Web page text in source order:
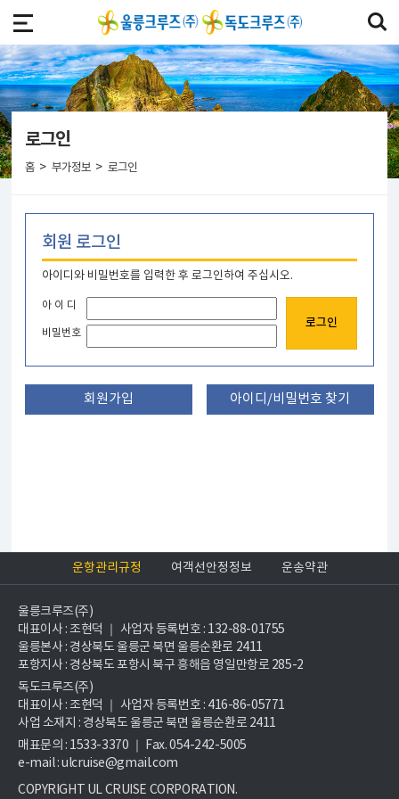
로그인
홈 > 부가정보 > 로그인
회원 로그인
아이디와 비밀번호를 입력한 후 로그인하여 주십시오.
아 이 디
비밀번호
회원가입 아이디/비밀번호 찾기
운항관리규정 여객선안정정보 운송약관
울릉크루즈(주)
대표이사 : 조현덕 ｜ 사업자 등록번호 : 132-88-01755
울릉본사 : 경상북도 울릉군 북면 울릉순환로 2411
포항지사 : 경상북도 포항시 북구 흥해읍 영일만항로 285-2
독도크루즈(주)
대표이사 : 조현덕 ｜ 사업자 등록번호 : 416-86-05771
사업 소재지 : 경상북도 울릉군 북면 울릉순환로 2411
매표문의 : 1533-3370 ｜ Fax. 054-242-5005
e-mail : ulcruise@gmail.com
COPYRIGHT UL CRUISE CORPORATION.